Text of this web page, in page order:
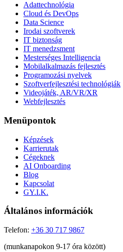
Adattechnológia
Cloud és DevOps
Data Science
Irodai szoftverek
IT biztonság
IT menedzsment
Mesterséges Intelligencia
Mobilalkalmazás fejlesztés
Programozási nyelvek
Szoftverfejlesztési technológiák
Videojáték, AR/VR/XR
Webfejlesztés
Menüpontok
Képzések
Karrierutak
Cégeknek
AI Onboarding
Blog
Kapcsolat
GY.I.K.
Általános információk
Telefon: +36 30 717 9867
(munkanapokon 9-17 óra között)